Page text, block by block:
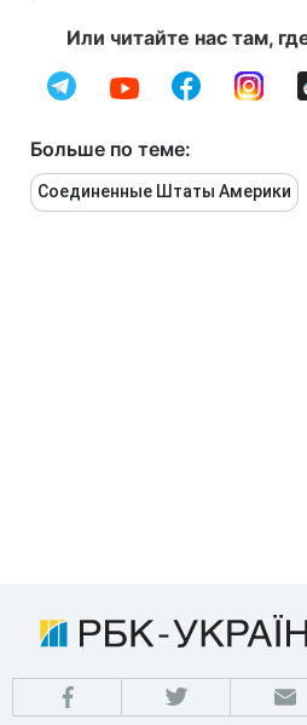
Или читайте нас там,
Больше по теме:
Соединенные Штаты Америки